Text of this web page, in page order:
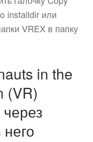
installdir или
VREX в папку
in the
(VR)